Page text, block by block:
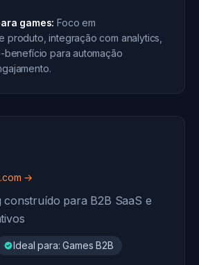
games: Foco em
produto, integração com analytics,
benefício para automação
→
construído para B2B SaaS e
Ideal para: Games B2B